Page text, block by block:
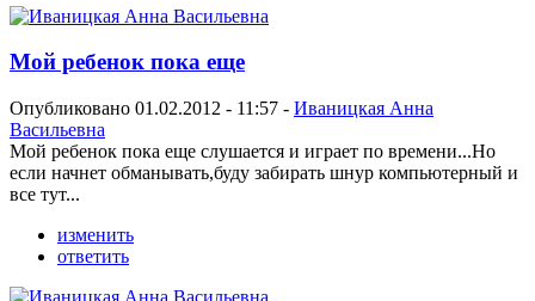
Мой ребенок пока еще
Опубликовано 01.02.2012 - 11:57 - Иваницкая Анна
Васильевна
Мой ребенок пока еще слушается и играет по времени...Но
если начнет обманывать,буду забирать шнур компьютерный и
все тут...
изменить
ответить